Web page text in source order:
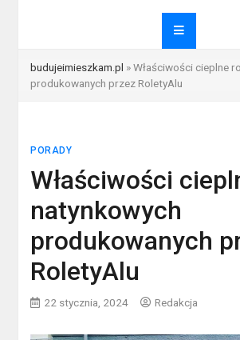
budujeimieszkam.pl »Właściwości cieplne
produkowanych przez RoletyAlu
PORADY
Właściwości
natynkowych
produkowanych
RoletyAlu
22 stycznia, 2024 Redakcja